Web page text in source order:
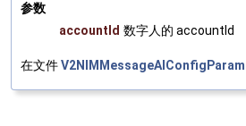
参数
accountId 数字人的 accountId
在文件